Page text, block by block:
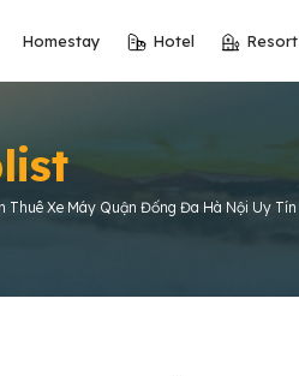
Homestay Hotel Resort
Thuê Xe Máy Quận Đống Đa Hà Nội Uy Tín